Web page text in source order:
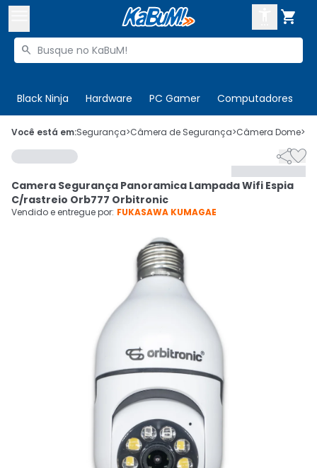

Buscar produtos

Black Ninja Hardware PC Gamer Computadores
 Olá. Acesse sua conta
 Departamentos
 Cupons
Ativar tradutor em libras
CADASTRE-SE
Você está em:Segurança>Câmera de Segurança>Câmera Dome>

Camera Segurança Panoramica Lampada Wifi Espia
C/rastreio Orb777 Orbitronic
Vendido e entregue por: FUKASAWA KUMAGAE